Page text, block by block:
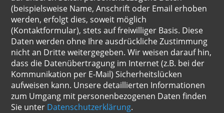
(beispielsweise Name, Anschrift oder Email erhoben
werden, erfolgt dies, soweit möglich
(Kontaktformular), stets auf freiwilliger Basis. Diese
Daten werden ohne Ihre ausdrückliche Zustimmung
nicht an Dritte weitergegeben. Wir weisen darauf hin,
dass die Datenübertragung im Internet (z.B. bei der
Kommunikation per E-Mail) Sicherheitslücken
aufweisen kann. Unsere detaillierten Informationen
zum Umgang mit personenbezogenen Daten finden
Sie unter Datenschutzerklärung.